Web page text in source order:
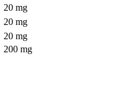
20 mg
20 mg
20 mg
200 mg